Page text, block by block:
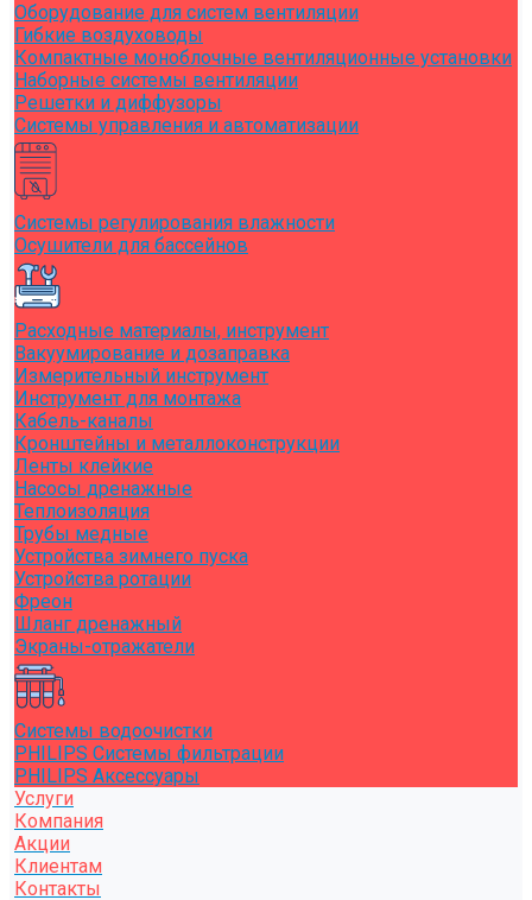
Оборудование для систем вентиляции
Гибкие воздуховоды
Компактные моноблочные вентиляционные установки
Наборные системы вентиляции
Решетки и диффузоры
Системы управления и автоматизации
Системы регулирования влажности
Осушители для бассейнов
Расходные материалы, инструмент
Вакуумирование и дозаправка
Измерительный инструмент
Инструмент для монтажа
Кабель-каналы
Кронштейны и металлоконструкции
Ленты клейкие
Насосы дренажные
Теплоизоляция
Трубы медные
Устройства зимнего пуска
Устройства ротации
Фреон
Шланг дренажный
Экраны-отражатели
Системы водоочистки
PHILIPS Системы фильтрации
PHILIPS Аксессуары
Услуги
Компания
Акции
Клиентам
Контакты